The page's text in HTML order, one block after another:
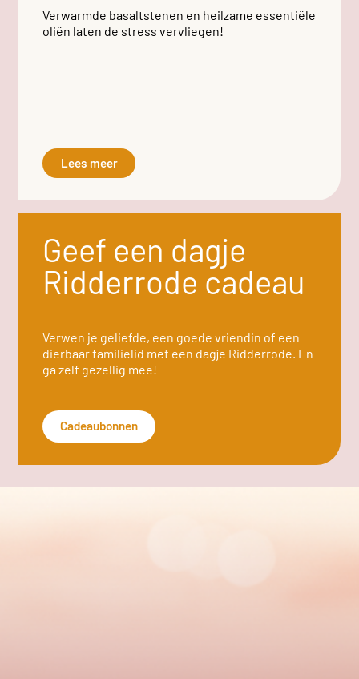
Verwarmde basaltstenen en heilzame essentiële
oliën laten de stress vervliegen!
Lees meer
Geef een dagje
Ridderrode cadeau
Verwen je geliefde, een goede vriendin of een
dierbaar familielid met een dagje Ridderrode. En
ga zelf gezellig mee!
Cadeaubonnen